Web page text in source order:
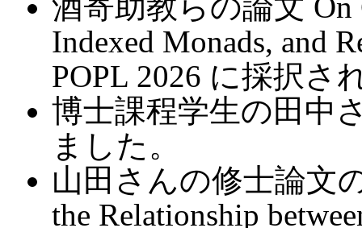
酒寄助教らの論文 On
Indexed Monads, and
POPL 2026 に採択さ
博士課程学生の田中
ました。
山田さんの修士論文
the Relationship